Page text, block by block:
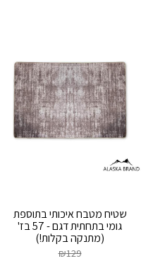
שטיח מטבח איכותי בתוספת
גומי בתחתית דגם - 57 בז'
(מתנקה בקלות!)
₪129